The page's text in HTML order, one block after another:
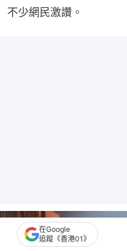
不少網民激讚。
在Google
追蹤《香港01》